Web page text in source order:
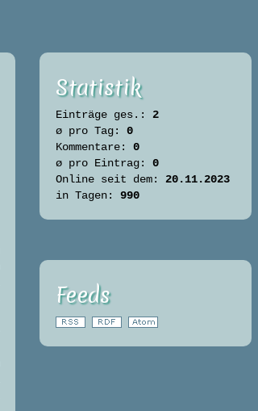
Statistik
Einträge ges.: 2
ø pro Tag: 0
Kommentare: 0
ø pro Eintrag: 0
Online seit dem: 20.11.2023
in Tagen: 990
Feeds